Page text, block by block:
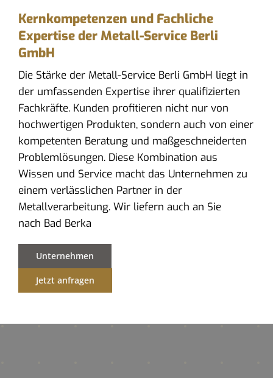
Kernkompetenzen und Fachliche
Expertise der Metall-Service Berli
GmbH
Die Stärke der Metall-Service Berli GmbH liegt in
der umfassenden Expertise ihrer qualifizierten
Fachkräfte. Kunden profitieren nicht nur von
hochwertigen Produkten, sondern auch von einer
kompetenten Beratung und maßgeschneiderten
Problemlösungen. Diese Kombination aus
Wissen und Service macht das Unternehmen zu
einem verlässlichen Partner in der
Metallverarbeitung. Wir liefern auch an Sie
nach Bad Berka
Unternehmen
Jetzt anfragen